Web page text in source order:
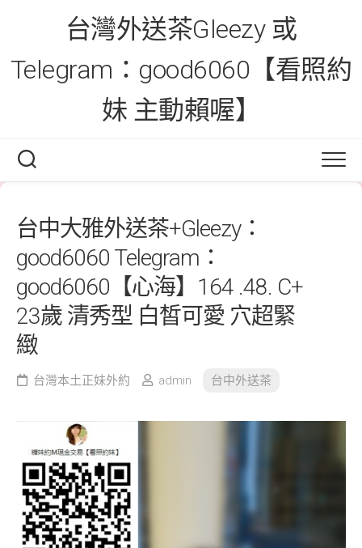
台灣外送茶Gleezy 或
Telegram：good6060【看照約
妹 主動賴喔】
台中大雅外送茶+Gleezy：
good6060 Telegram：
good6060【心海】164 .48. C+
23歲 清秀型 白皙可愛 穴超緊
緻
台灣本土正妹外約 admin 台中外送茶